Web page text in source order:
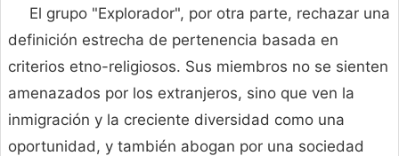
El grupo "Explorador", por otra parte, rechazar una
definición estrecha de pertenencia basada en
criterios etno-religiosos. Sus miembros no se sienten
amenazados por los extranjeros, sino que ven la
inmigración y la creciente diversidad como una
oportunidad, y también abogan por una sociedad